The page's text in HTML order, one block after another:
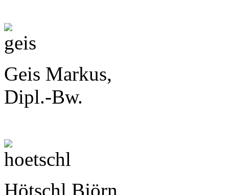
Geis Markus,
Dipl.-Bw.
Hötschl Björn,